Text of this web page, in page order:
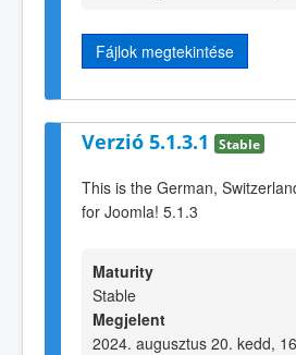
Fájlok megtekintése
Verzió 5.1.3.1 Stable
This is the German,
for Joomla! 5.1.3
Maturity
Stable
Megjelent
2024. augusztus 20. kedd,